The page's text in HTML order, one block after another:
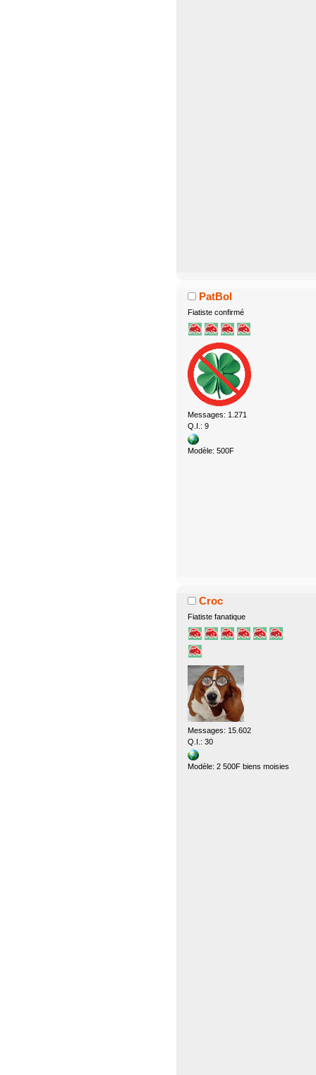
PatBol
Fiatiste confirmé
Messages: 1.271
Q.I.: 9
Modèle: 500F
Croc
Fiatiste fanatique
Messages: 15.602
Q.I.: 30
Modèle: 2 500F biens moisies